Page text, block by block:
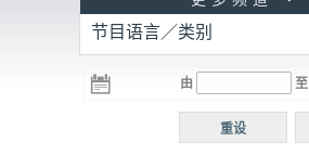
R3
电台 电台
R5
电台
普通
节目语言／类别
由 至
重设